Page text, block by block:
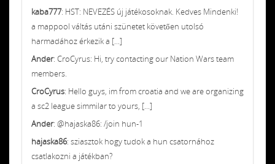
kaba777: HST: NEVEZÉS új játékosoknak. Kedves Mindenki!
a mappool váltás utáni szünetet követően utolsó
harmadához érkezik a [...]
Ander: CroCyrus: Hi, try contacting our Nation Wars team
members.
CroCyrus: Hello guys, im from croatia and we are organizing
a sc2 league simmilar to yours, [...]
Ander: @hajaska86: /join hun-1
hajaska86: sziasztok hogy tudok a hun csatornához
csatlakozni a játékban?